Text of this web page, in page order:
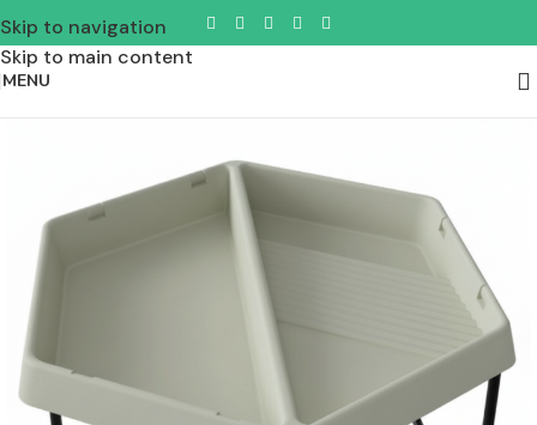
Skip to navigation
Skip to main content
MENU